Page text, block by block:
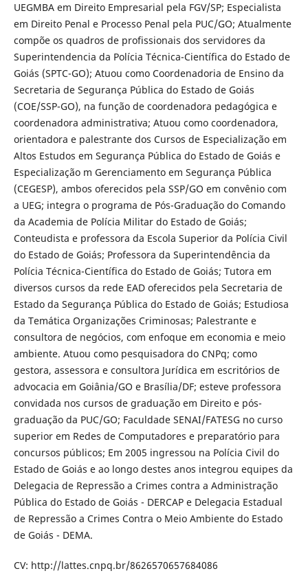
UEGMBA em Direito Empresarial pela FGV/SP; Especialista
em Direito Penal e Processo Penal pela PUC/GO; Atualmente
compõe os quadros de profissionais dos servidores da
Superintendencia da Polícia Técnica-Científica do Estado de
Goiás (SPTC-GO); Atuou como Coordenadoria de Ensino da
Secretaria de Segurança Pública do Estado de Goiás
(COE/SSP-GO), na função de coordenadora pedagógica e
coordenadora administrativa; Atuou como coordenadora,
orientadora e palestrante dos Cursos de Especialização em
Altos Estudos em Segurança Pública do Estado de Goiás e
Especialização m Gerenciamento em Segurança Pública
(CEGESP), ambos oferecidos pela SSP/GO em convênio com
a UEG; integra o programa de Pós-Graduação do Comando
da Academia de Polícia Militar do Estado de Goiás;
Conteudista e professora da Escola Superior da Polícia Civil
do Estado de Goiás; Professora da Superintendência da
Polícia Técnica-Científica do Estado de Goiás; Tutora em
diversos cursos da rede EAD oferecidos pela Secretaria de
Estado da Segurança Pública do Estado de Goiás; Estudiosa
da Temática Organizações Criminosas; Palestrante e
consultora de negócios, com enfoque em economia e meio
ambiente. Atuou como pesquisadora do CNPq; como
gestora, assessora e consultora Jurídica em escritórios de
advocacia em Goiânia/GO e Brasília/DF; esteve professora
convidada nos cursos de graduação em Direito e pós-
graduação da PUC/GO; Faculdade SENAI/FATESG no curso
superior em Redes de Computadores e preparatório para
concursos públicos; Em 2005 ingressou na Polícia Civil do
Estado de Goiás e ao longo destes anos integrou equipes da
Delegacia de Repressão a Crimes contra a Administração
Pública do Estado de Goiás - DERCAP e Delegacia Estadual
de Repressão a Crimes Contra o Meio Ambiente do Estado
de Goiás - DEMA.
CV: http://lattes.cnpq.br/8626570657684086